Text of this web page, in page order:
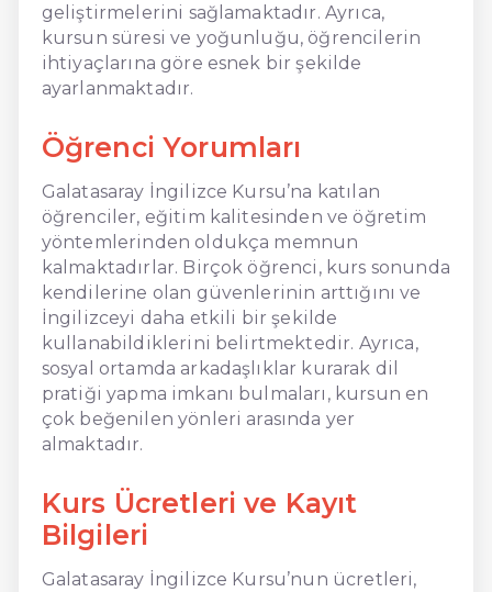
geliştirmelerini sağlamaktadır. Ayrıca,
kursun süresi ve yoğunluğu, öğrencilerin
ihtiyaçlarına göre esnek bir şekilde
ayarlanmaktadır.
Öğrenci Yorumları
Galatasaray İngilizce Kursu’na katılan
öğrenciler, eğitim kalitesinden ve öğretim
yöntemlerinden oldukça memnun
kalmaktadırlar. Birçok öğrenci, kurs sonunda
kendilerine olan güvenlerinin arttığını ve
İngilizceyi daha etkili bir şekilde
kullanabildiklerini belirtmektedir. Ayrıca,
sosyal ortamda arkadaşlıklar kurarak dil
pratiği yapma imkanı bulmaları, kursun en
çok beğenilen yönleri arasında yer
almaktadır.
Kurs Ücretleri ve Kayıt
Bilgileri
Galatasaray İngilizce Kursu’nun ücretleri,